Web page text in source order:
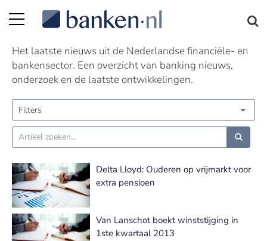
Nieuws | Pagina 333
Het laatste nieuws uit de Nederlandse financiële- en
bankensector. Een overzicht van banking nieuws,
onderzoek en de laatste ontwikkelingen.
Filters
Delta Lloyd: Ouderen op vrijmarkt voor
extra pensioen
Van Lanschot boekt winststijging in
1ste kwartaal 2013